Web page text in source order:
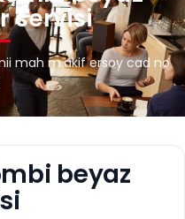
servisi
mah m.akif ersoy cad no
beyaz